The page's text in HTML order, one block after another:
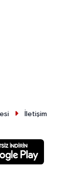
İletişim